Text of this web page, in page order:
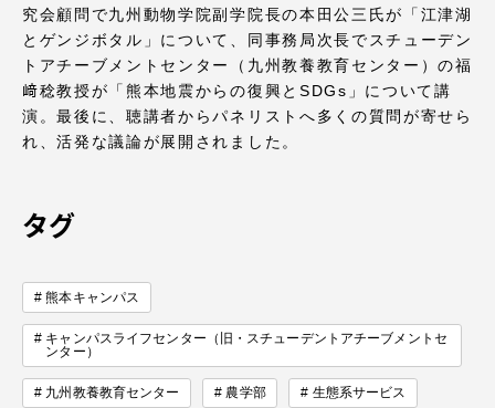
究会顧問で九州動物学院副学院長の本田公三氏が「江津湖
とゲンジボタル」について、同事務局次長でスチューデン
トアチーブメントセンター（九州教養教育センター）の福
﨑稔教授が「熊本地震からの復興とSDGs」について講
演。最後に、聴講者からパネリストへ多くの質問が寄せら
れ、活発な議論が展開されました。
タグ
熊本キャンパス
キャンパスライフセンター（旧・スチューデントアチーブメントセ
ンター）
九州教養教育センター 農学部 生態系サービス